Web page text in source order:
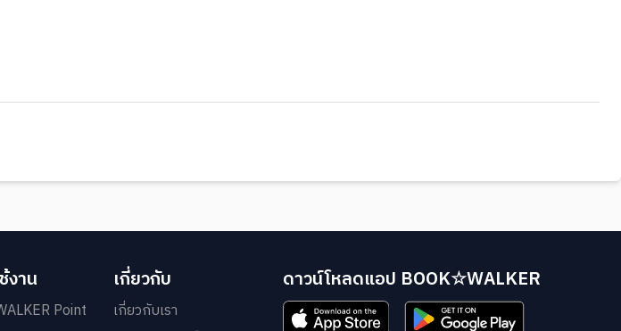
งาน
Point
เกี่ยวกับ
เกี่ยวกับเรา
ดาวน์โหลดแอป BOOK☆WALKER